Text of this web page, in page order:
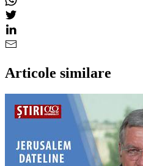
Articole similare